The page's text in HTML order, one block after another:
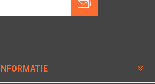
INFORMATIE